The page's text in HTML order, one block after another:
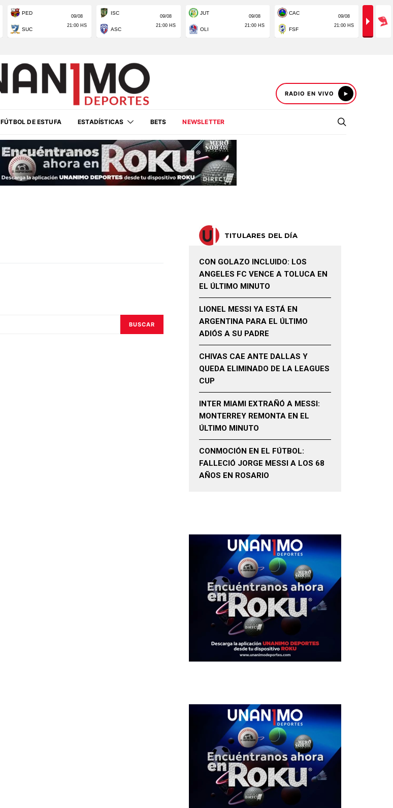
RADIO EN VIVO
FÚTBOL DE ESTUFA ESTADÍSTICAS BETS NEWSLETTER
BUSCAR
TITULARES DEL DÍA
CON GOLAZO INCLUIDO: LOS
ANGELES FC VENCE A TOLUCA EN
EL ÚLTIMO MINUTO
LIONEL MESSI YA ESTÁ EN
ARGENTINA PARA EL ÚLTIMO
ADIÓS A SU PADRE
CHIVAS CAE ANTE DALLAS Y
QUEDA ELIMINADO DE LA LEAGUES
CUP
INTER MIAMI EXTRAÑÓ A MESSI:
MONTERREY REMONTA EN EL
ÚLTIMO MINUTO
CONMOCIÓN EN EL FÚTBOL:
FALLECIÓ JORGE MESSI A LOS 68
AÑOS EN ROSARIO